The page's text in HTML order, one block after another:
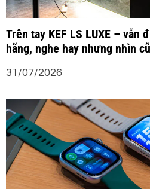
Trên tay KEF LS LUXE – vẫn
hãng, nghe hay nhưng nhìn
31/07/2026